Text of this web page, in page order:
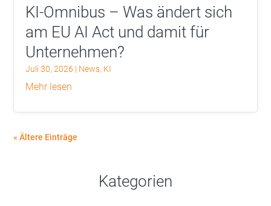
KI-Omnibus – Was ändert sich
am EU AI Act und damit für
Unternehmen?
Juli 30, 2026 | News, KI
mehr lesen
« Ältere Einträge
Kategorien